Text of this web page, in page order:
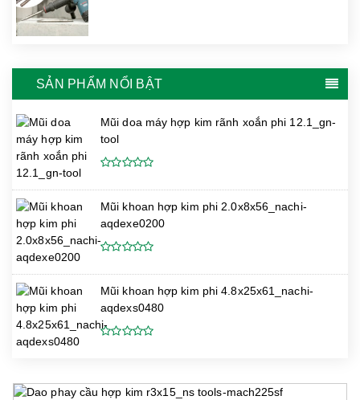
SẢN PHẨM NỔI BẬT
Mũi doa máy hợp kim rãnh xoắn phi 12.1_gn-
tool
Mũi khoan hợp kim phi 2.0x8x56_nachi-
aqdexe0200
Mũi khoan hợp kim phi 4.8x25x61_nachi-
aqdexs0480